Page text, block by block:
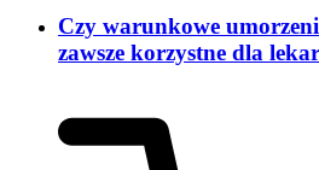
Czy warunkowe
zawsze korzystne dla